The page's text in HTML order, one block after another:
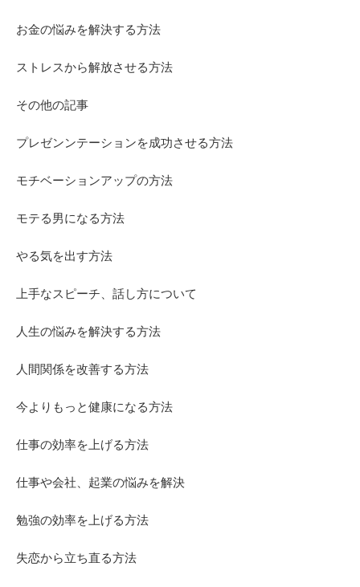
お金の悩みを解決する方法
ストレスから解放させる方法
その他の記事
プレゼンンテーションを成功させる方法
モチベーションアップの方法
モテる男になる方法
やる気を出す方法
上手なスピーチ、話し方について
人生の悩みを解決する方法
人間関係を改善する方法
今よりもっと健康になる方法
仕事の効率を上げる方法
仕事や会社、起業の悩みを解決
勉強の効率を上げる方法
失恋から立ち直る方法